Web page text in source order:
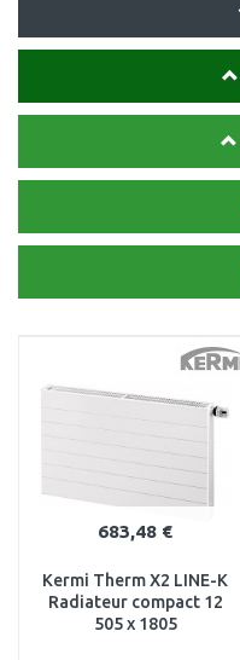
683,48 €
Kermi Therm X2 LINE-K
Radiateur compact 12
505 x 1805